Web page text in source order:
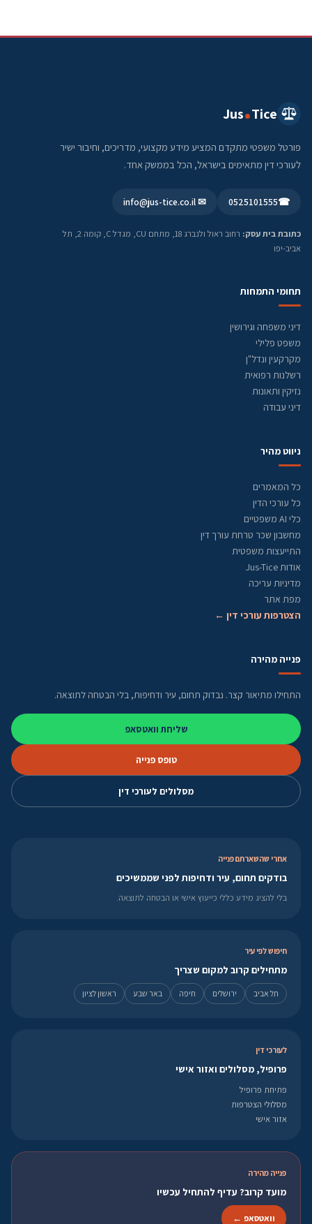
Jus Tice
פורטל משפטי מתקדם המציע מידע מקצועי, מדריכים, וחיבור ישיר
לעורכי דין מתאימים בישראל, הכל בממשק אחד.
☎
0525101555
✉ info@jus-tice.co.il
כתובת בית עסק:
רחוב ראול ולנברג 18, מתחם CU, מגדל C, קומה 2, תל
אביב-יפו
תחומי התמחות
דיני משפחה וגירושין
משפט פלילי
מקרקעין ונדל"ן
רשלנות רפואית
נזיקין ותאונות
דיני עבודה
ניווט מהיר
כל המאמרים
כל עורכי הדין
כלי AI משפטיים
מחשבון שכר טרחת עורך דין
התייעצות משפטית
אודות Jus-Tice
מדיניות עריכה
מפת אתר
הצטרפות עורכי דין ←
פנייה מהירה
התחילו מתיאור קצר. נבדוק תחום, עיר ודחיפות, בלי הבטחה לתוצאה.
שליחת וואטסאפ
טופס פנייה
מסלולים לעורכי דין
אחרי שהשארתם פנייה
בודקים תחום, עיר ודחיפות לפני שממשיכים
בלי להציג מידע כללי כייעוץ אישי או הבטחה לתוצאה.
חיפוש לפי עיר
מתחילים קרוב למקום שצריך
תל אביב ירושלים חיפה באר שבע ראשון לציון
לעורכי דין
פרופיל, מסלולים ואזור אישי
פתיחת פרופיל
מסלולי הצטרפות
אזור אישי
פנייה מהירה
מועד קרוב? עדיף להתחיל עכשיו
וואטסאפ ←